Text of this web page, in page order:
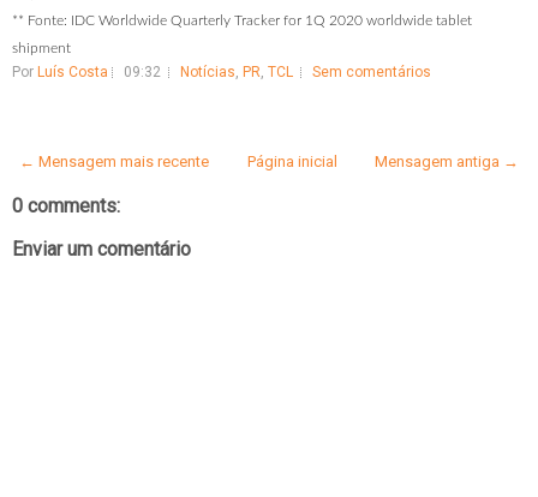
** Fonte: IDC Worldwide Quarterly Tracker for 1Q 2020 worldwide tablet
shipment
Por Luís Costa 09:32 Notícias, PR, TCL Sem comentários
← Mensagem mais recente Mensagem antiga →
Página inicial
0 comments:
Enviar um comentário